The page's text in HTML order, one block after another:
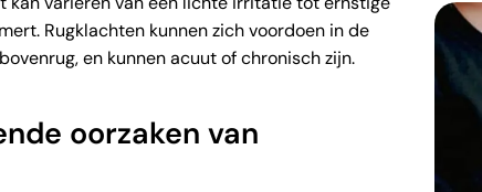
Rugklachten kunnen zich voordoen in de
en kunnen acuut of chronisch zijn.
oorzaken van